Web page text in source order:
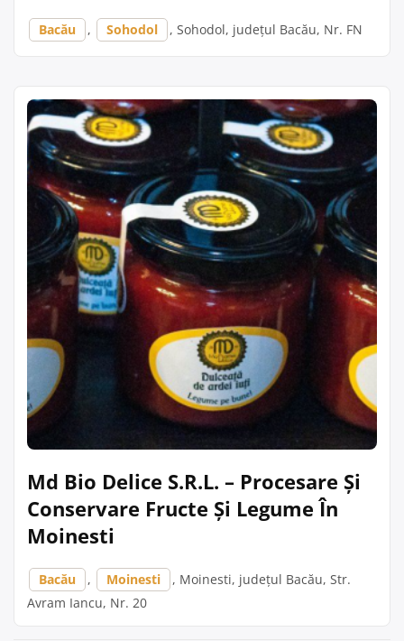
Bacău , Sohodol , Sohodol, județul Bacău, Nr. FN
Md Bio Delice S.R.L. – Procesare Și
Conservare Fructe Și Legume În
Moinesti
Bacău , Moinesti
, Moinesti, județul Bacău, Str.
Avram Iancu, Nr. 20